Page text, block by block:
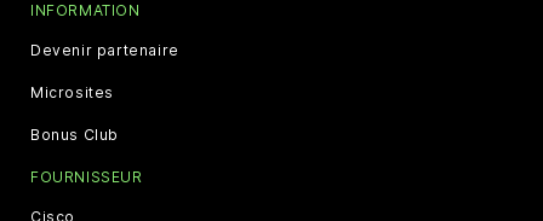
INFORMATION
Devenir partenaire
Microsites
Bonus Club
FOURNISSEUR
Cisco